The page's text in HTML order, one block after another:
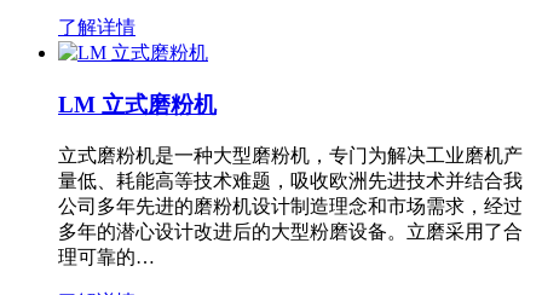
了解详情
LM 立式磨粉机
立式磨粉机是一种大型磨粉机，专门为解决工业磨机产
量低、耗能高等技术难题，吸收欧洲先进技术并结合我
公司多年先进的磨粉机设计制造理念和市场需求，经过
多年的潜心设计改进后的大型粉磨设备。立磨采用了合
理可靠的…